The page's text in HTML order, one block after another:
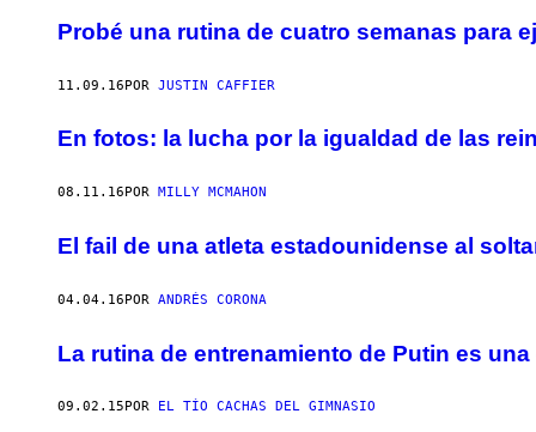
Probé una rutina de cuatro semanas para
11.09.16POR JUSTIN CAFFIER
En fotos: la lucha por la igualdad de las
08.11.16 POR MILLY MCMAHON
El fail de una atleta estadounidense al
04.04.16POR ANDRÉS CORONA
La rutina de entrenamiento de Putin es
09.02.15 POR EL TÍO CACHAS DEL GIMNASIO